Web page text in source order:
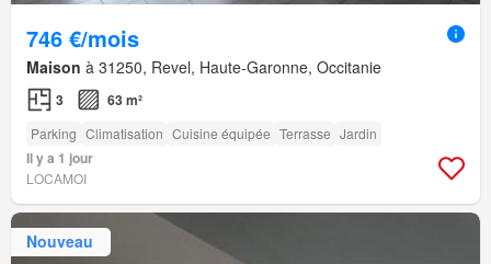
746 €/mois
Maison à 31250, Revel, Haute-Garonne, Occitanie
3 63 m²
Parking Climatisation Cuisine équipée Terrasse Jardin
Il y a 1 jour
LOCAMOI
Nouveau